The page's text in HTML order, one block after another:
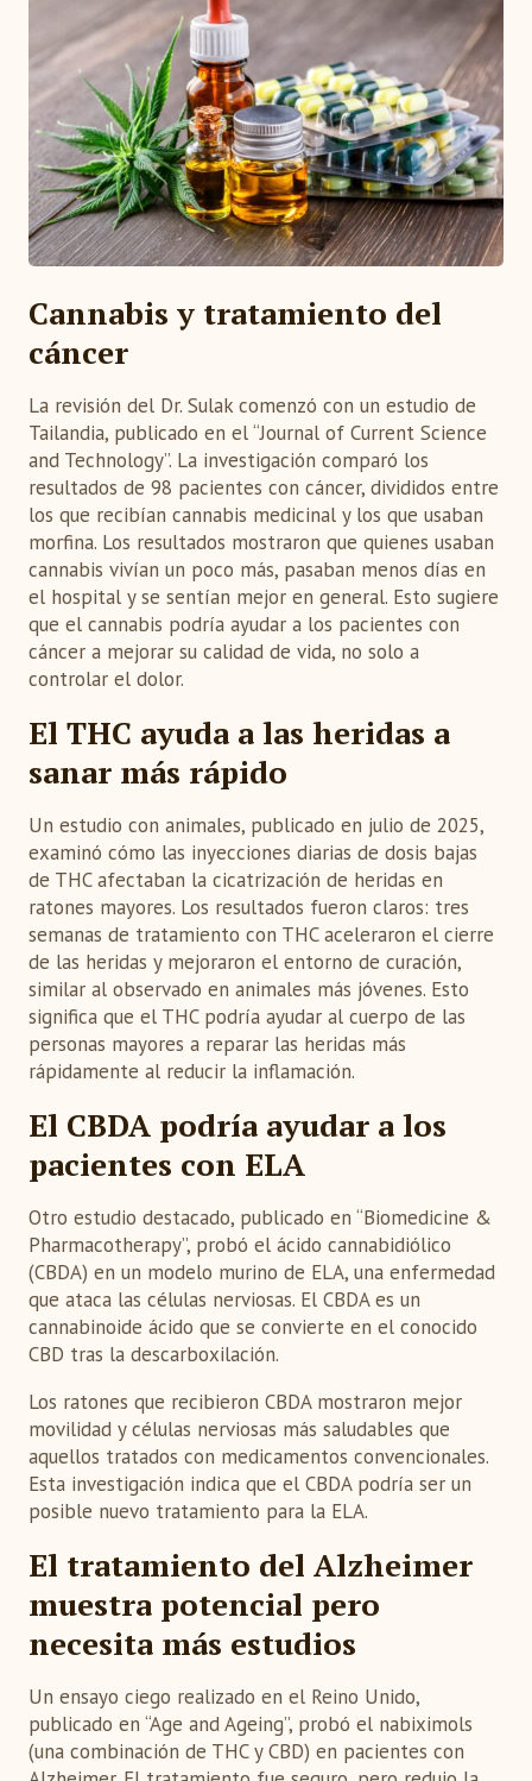
Cannabis y tratamiento del
cáncer
La revisión del Dr. Sulak comenzó con un estudio de
Tailandia, publicado en el “Journal of Current Science
and Technology”. La investigación comparó los
resultados de 98 pacientes con cáncer, divididos entre
los que recibían cannabis medicinal y los que usaban
morfina. Los resultados mostraron que quienes usaban
cannabis vivían un poco más, pasaban menos días en
el hospital y se sentían mejor en general. Esto sugiere
que el cannabis podría ayudar a los pacientes con
cáncer a mejorar su calidad de vida, no solo a
controlar el dolor.
El THC ayuda a las heridas a
sanar más rápido
Un estudio con animales, publicado en julio de 2025,
examinó cómo las inyecciones diarias de dosis bajas
de THC afectaban la cicatrización de heridas en
ratones mayores. Los resultados fueron claros: tres
semanas de tratamiento con THC aceleraron el cierre
de las heridas y mejoraron el entorno de curación,
similar al observado en animales más jóvenes. Esto
significa que el THC podría ayudar al cuerpo de las
personas mayores a reparar las heridas más
rápidamente al reducir la inflamación.
El CBDA podría ayudar a los
pacientes con ELA
Otro estudio destacado, publicado en “Biomedicine &
Pharmacotherapy”, probó el ácido cannabidiólico
(CBDA) en un modelo murino de ELA, una enfermedad
que ataca las células nerviosas. El CBDA es un
cannabinoide ácido que se convierte en el conocido
CBD tras la descarboxilación.
Los ratones que recibieron CBDA mostraron mejor
movilidad y células nerviosas más saludables que
aquellos tratados con medicamentos convencionales.
Esta investigación indica que el CBDA podría ser un
posible nuevo tratamiento para la ELA.
El tratamiento del Alzheimer
muestra potencial pero
necesita más estudios
Un ensayo ciego realizado en el Reino Unido,
publicado en “Age and Ageing”, probó el nabiximols
(una combinación de THC y CBD) en pacientes con